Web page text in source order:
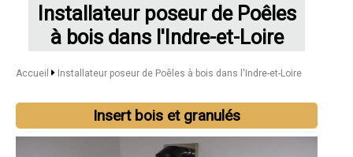
Installateur poseur de Poêles
à bois dans l'Indre-et-Loire
Accueil Installateur poseur de Poêles à bois dans l'Indre-et-Loire
Insert bois et granulés